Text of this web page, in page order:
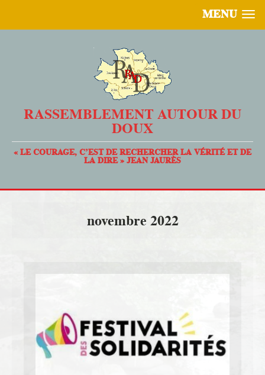
MENU
RASSEMBLEMENT AUTOUR DU
DOUX
« LE COURAGE, C’EST DE RECHERCHER LA VÉRITÉ ET DE
LA DIRE » JEAN JAURÈS
novembre 2022